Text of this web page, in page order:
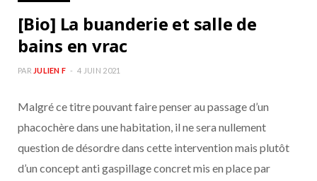
o
k
m
[Bio] La buanderie et salle de
bains en vrac
PAR JULIEN F 4 JUIN 2021
Malgré ce titre pouvant faire penser au passage d’un
phacochère dans une habitation, il ne sera nullement
question de désordre dans cette intervention mais plutôt
d’un concept anti gaspillage concret mis en place par